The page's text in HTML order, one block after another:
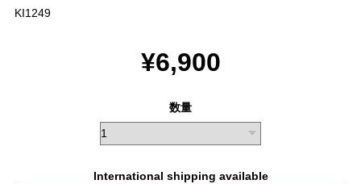
KI1249
¥6,900
数量
International shipping available